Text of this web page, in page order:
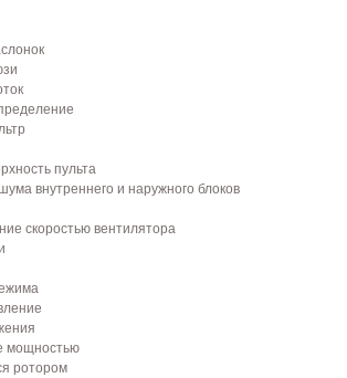
пульта
внутреннего и наружного блоков
скоростью вентилятора
мощностью
ротором